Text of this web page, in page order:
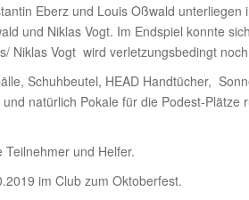
Eberz und Louis Oßwald unterliegen
und Niklas Vogt. Im Endspiel konnte
Niklas Vogt wird verletzungsbedingt
Schuhbeutel, HEAD Handtücher,
natürlich Pokale für die Podest-Plätze
und Helfer.
im Club zum Oktoberfest.